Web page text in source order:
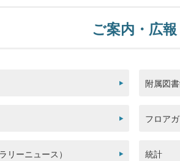
ご案内・広報
附属図
フロア
リーニュース） 統計